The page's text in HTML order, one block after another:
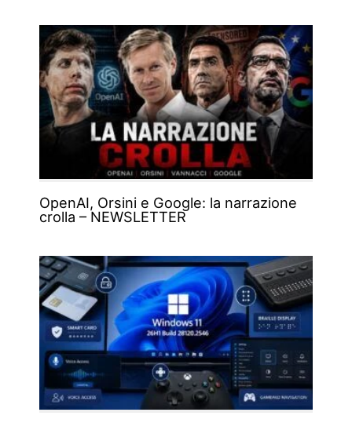
OpenAI, Orsini e Google: la narrazione
crolla – NEWSLETTER